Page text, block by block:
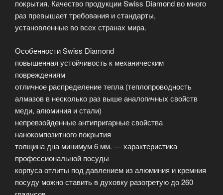
покрытия. Качество продукции Swiss Diamond во много
раз превышает требования и стандарты,
установленные во всех странах мира.
Особенности Swiss Diamond
повышенная устойчивость к механическим
повреждениям
отличное распределение тепла (теплопроводность
алмазов в несколько раз выше аналогичных свойств
меди, алюминия и стали)
непревзойденные антипригарные свойства
нанокомпозитного покрытия
толщина дна минимум 6 мм. — характеристика
профессиональной посуды
корпуса отлиты под давлением из алюминия и кремния
посуду можно ставить в духовку разогретую до 260